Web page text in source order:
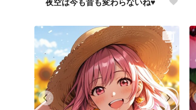
夜空は今も昔も変わらないね♥